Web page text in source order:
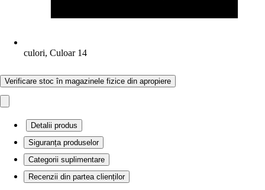
culori, Culoar 14
Verificare stoc în magazinele fizice din apropiere
Detalii produs
Siguranța produselor
Categorii suplimentare
Recenzii din partea clienților